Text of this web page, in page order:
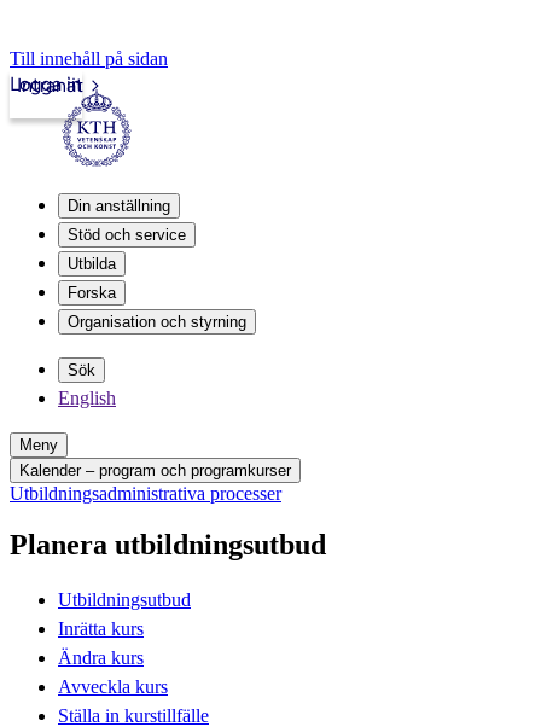
Till innehåll på sidan
Intranät
Logga in
Din anställning
Stöd och service
Utbilda
Forska
Organisation och styrning
Sök
English
Meny
Kalender – program och programkurser
Utbildningsadministrativa processer
Planera utbildningsutbud
Utbildningsutbud
Inrätta kurs
Ändra kurs
Avveckla kurs
Ställa in kurstillfälle